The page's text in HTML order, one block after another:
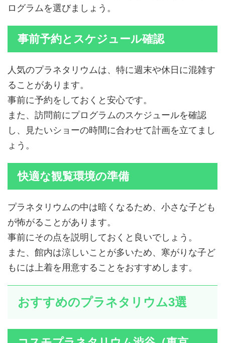
ログラムを選びましょう。
事前予約とスケジュール確認
人気のプラネタリウムは、特に週末や休日に混雑す
ることがあります。
事前に予約をしておくと安心です。
また、訪問前にプログラムのスケジュールを確認
し、見たいショーの時間に合わせて計画を立てまし
ょう。
快適な観覧環境の準備
プラネタリウムの中は暗くなるため、小さな子ども
が怖がることがあります。
事前にその点を説明しておくと良いでしょう。
また、館内は涼しいことが多いため、寒がりな子ど
もには上着を用意することをおすすめします。
おすすめのプラネタリウム3選